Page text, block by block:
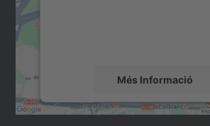
Més Informació
Accepta